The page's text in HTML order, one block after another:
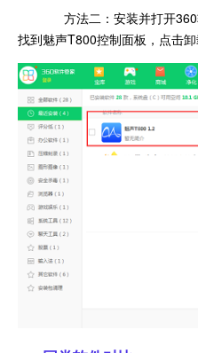
方法二：安装并打开360
找到魅声T800控制面板，点击